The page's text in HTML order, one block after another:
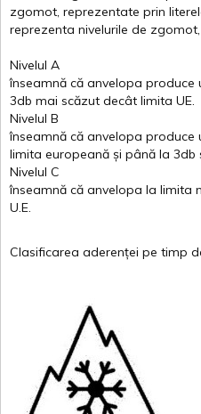
zgomot, reprezentate prin
reprezenta nivelurile de zgomot,
Nivelul A
înseamnă că anvelopa produce
3db mai scăzut decât limita UE.
Nivelul B
înseamnă că anvelopa produce
limita europeană și până la 3db
Nivelul C
înseamnă că anvelopa la limita
U.E.
Clasificarea aderenței pe timp